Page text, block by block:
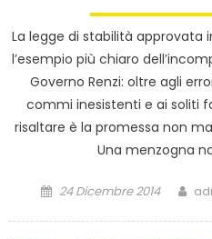
La legge di stabilità approvata
l’esempio più chiaro
Governo Renzi: oltre agli
commi inesistenti e ai soliti
risaltare è la promessa non
Una menzogna
Posted
24 Dicembre 2014